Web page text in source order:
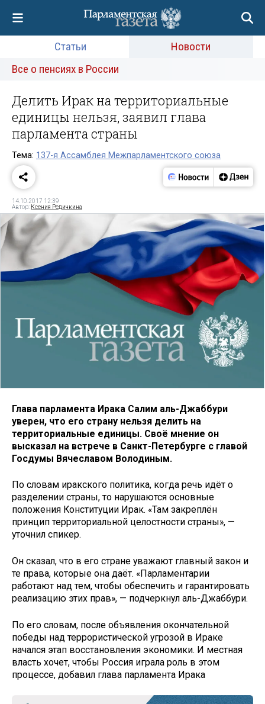
Статьи
Новости
Все о пенсиях в России
Делить Ирак на территориальные
единицы нельзя, заявил глава
парламента страны
Тема: 137-я Ассамблея Межпарламентского союза
14.10.2017 12:39
Автор: Ксения Редичкина
Глава парламента Ирака Салим аль-Джаббури
уверен, что его страну нельзя делить на
территориальные единицы. Своё мнение он
высказал на встрече в Санкт-Петербурге с главой
Госдумы Вячеславом Володиным.
По словам иракского политика, когда речь идёт о
разделении страны, то нарушаются основные
положения Конституции Ирак. «Там закреплён
принцип территориальной целостности страны», —
уточнил спикер.
Он сказал, что в его стране уважают главный закон и
те права, которые она даёт. «Парламентарии
работают над тем, чтобы обеспечить и гарантировать
реализацию этих прав», — подчеркнул аль-Джаббури.
По его словам, после объявления окончательной
победы над террористической угрозой в Ираке
начался этап восстановления экономики. И местная
власть хочет, чтобы Россия играла роль в этом
процессе, добавил глава парламента Ирака